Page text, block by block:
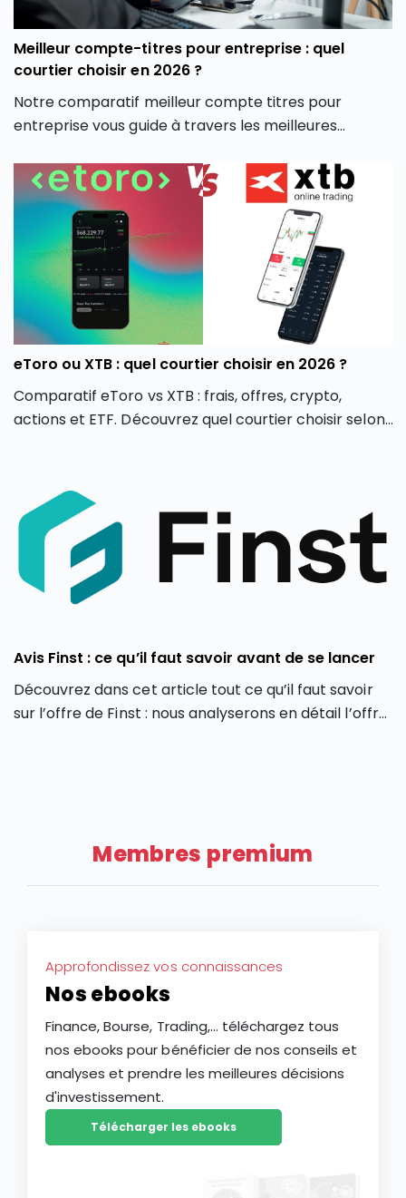
Meilleur compte-titres pour entreprise : quel
courtier choisir en 2026 ?
Notre comparatif meilleur compte titres pour
entreprise vous guide à travers les meilleures
éclairé, adapté à votre stratégie d’investissement
professionnelle.
eToro ou XTB : quel courtier choisir en 2026 ?
Comparatif eToro vs XTB : frais, offres, crypto,
actions et ETF. Découvrez quel courtier choisir selon
Avis Finst : ce qu’il faut savoir avant de se lancer
Découvrez dans cet article tout ce qu’il faut savoir
sur l’offre de Finst : nous analyserons en détail l’offre
Membres premium
Approfondissez vos connaissances
Nos ebooks
Finance, Bourse, Trading,... téléchargez tous
nos ebooks pour bénéficier de nos conseils et
analyses et prendre les meilleures décisions
d'investissement.
Télécharger les ebooks